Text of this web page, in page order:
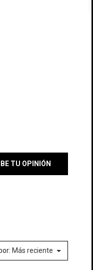
TU OPINIÓN
Más reciente